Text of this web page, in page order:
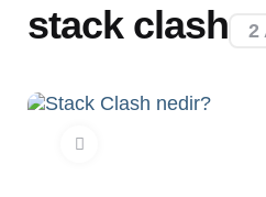
2
stack clash